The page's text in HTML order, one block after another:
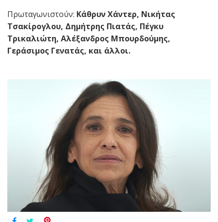
Πρωταγωνιστούν: Κάθρυν Χάντερ, Νικήτας
Τσακίρογλου, Δημήτρης Πιατάς, Πέγκυ
Τρικαλιώτη, Αλέξανδρος Μπουρδούμης,
Γεράσιμος Γενατάς, και άλλοι.